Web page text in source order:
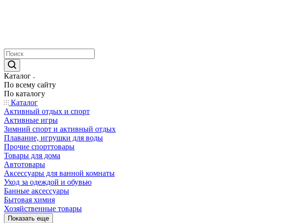
Каталог
По всему сайту
По каталогу
Каталог
Активный отдых и спорт
Активные игры
Зимний спорт и активный отдых
Плавание, игрушки для воды
Прочие спорттовары
Товары для дома
Автотовары
Аксессуары для ванной комнаты
Уход за одеждой и обувью
Банные аксессуары
Бытовая химия
Хозяйственные товары
Показать еще